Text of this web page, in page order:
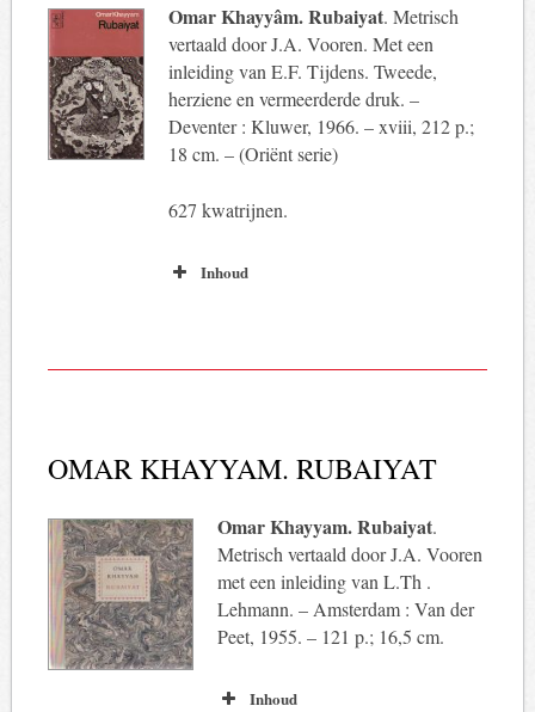
Omar Khayyâm. Rubaiyat. Metrisch
vertaald door J.A. Vooren. Met een
inleiding van E.F. Tijdens. Tweede,
herziene en vermeerderde druk. –
Deventer : Kluwer, 1966. – xviii, 212 p.;
18 cm. – (Oriënt serie)
627 kwatrijnen.
Inhoud
OMAR KHAYYAM. RUBAIYAT
Omar Khayyam. Rubaiyat.
Metrisch vertaald door J.A. Vooren
met een inleiding van L.Th .
Lehmann. – Amsterdam : Van der
Peet, 1955. – 121 p.; 16,5 cm.
Inhoud